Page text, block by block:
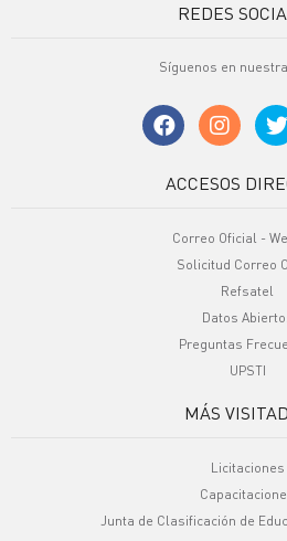
REDES
Síguenos en
ACCESOS
Correo Oficial -
Solicitud Correo
Refsatel
Datos
Preguntas
UPSTI
MÁS
Licitaciones
Junta de Clasificación de